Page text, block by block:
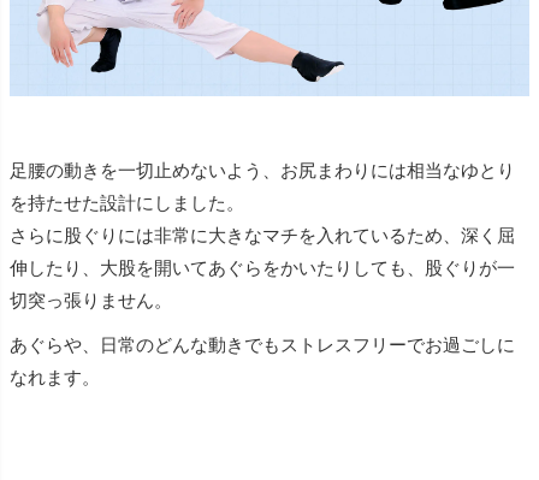
足腰の動きを一切止めないよう、お尻まわりには相当なゆとり
を持たせた設計にしました。
さらに股ぐりには非常に大きなマチを入れているため、深く屈
伸したり、大股を開いてあぐらをかいたりしても、股ぐりが一
切突っ張りません。
あぐらや、日常のどんな動きでもストレスフリーでお過ごしに
なれます。